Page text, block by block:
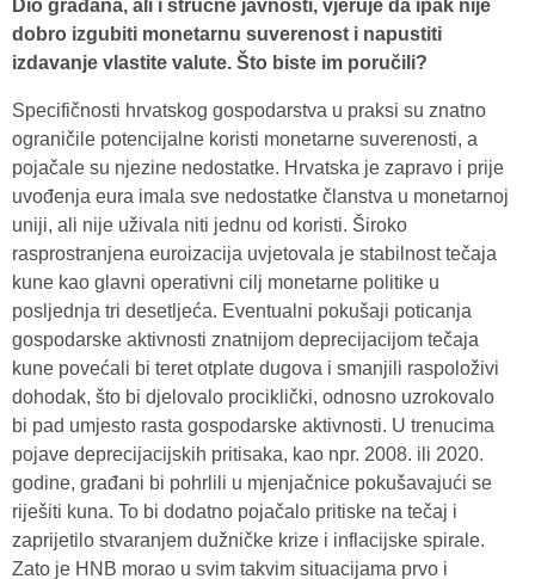
Dio građana, ali i stručne javnosti, vjeruje da ipak nije
dobro izgubiti monetarnu suverenost i napustiti
izdavanje vlastite valute. Što biste im poručili?
Specifičnosti hrvatskog gospodarstva u praksi su znatno
ograničile potencijalne koristi monetarne suverenosti, a
pojačale su njezine nedostatke. Hrvatska je zapravo i prije
uvođenja eura imala sve nedostatke članstva u monetarnoj
uniji, ali nije uživala niti jednu od koristi. Široko
rasprostranjena euroizacija uvjetovala je stabilnost tečaja
kune kao glavni operativni cilj monetarne politike u
posljednja tri desetljeća. Eventualni pokušaji poticanja
gospodarske aktivnosti znatnijom deprecijacijom tečaja
kune povećali bi teret otplate dugova i smanjili raspoloživi
dohodak, što bi djelovalo prociklički, odnosno uzrokovalo
bi pad umjesto rasta gospodarske aktivnosti. U trenucima
pojave deprecijacijskih pritisaka, kao npr. 2008. ili 2020.
godine, građani bi pohrlili u mjenjačnice pokušavajući se
riješiti kuna. To bi dodatno pojačalo pritiske na tečaj i
zaprijetilo stvaranjem dužničke krize i inflacijske spirale.
Zato je HNB morao u svim takvim situacijama prvo i